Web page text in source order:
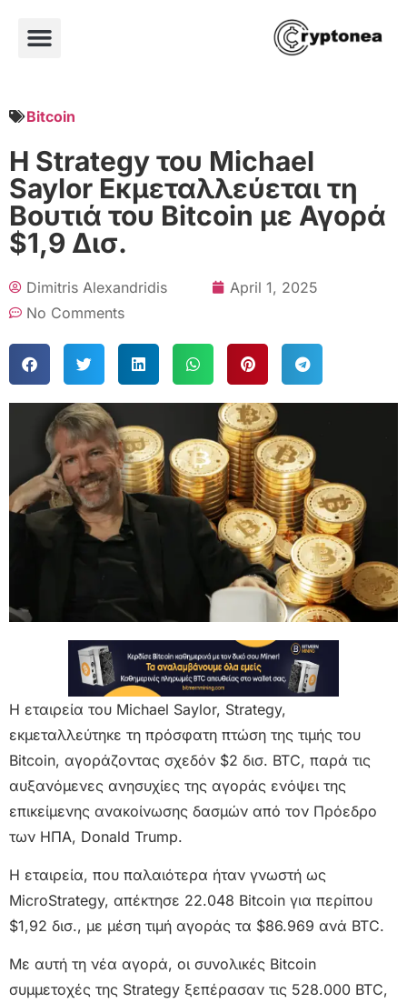
Bitcoin
Η Strategy του Michael
Saylor Εκμεταλλεύεται τη
Βουτιά του Bitcoin με Αγορά
$1,9 Δισ.
Dimitris Alexandridis
April 1, 2025
No Comments
Η εταιρεία του Michael Saylor, Strategy,
εκμεταλλεύτηκε τη πρόσφατη πτώση της τιμής του
Bitcoin, αγοράζοντας σχεδόν $2 δισ. BTC, παρά τις
αυξανόμενες ανησυχίες της αγοράς ενόψει της
επικείμενης ανακοίνωσης δασμών από τον Πρόεδρο
των ΗΠΑ, Donald Trump.
Η εταιρεία, που παλαιότερα ήταν γνωστή ως
MicroStrategy, απέκτησε 22.048 Bitcoin για περίπου
$1,92 δισ., με μέση τιμή αγοράς τα $86.969 ανά BTC.
Με αυτή τη νέα αγορά, οι συνολικές Bitcoin
συμμετοχές της Strategy ξεπέρασαν τις 528.000 BTC,